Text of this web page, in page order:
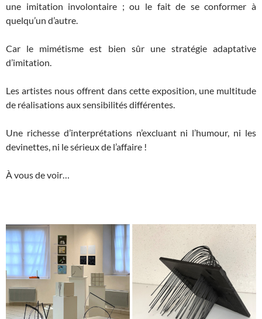
une imitation involontaire ; ou le fait de se conformer à
quelqu’un d’autre.
Car le mimétisme est bien sûr une stratégie adaptative
d’imitation.
Les artistes nous offrent dans cette exposition, une multitude
de réalisations aux sensibilités différentes.
Une richesse d’interprétations n’excluant ni l’humour, ni les
devinettes, ni le sérieux de l’affaire !
À vous de voir…